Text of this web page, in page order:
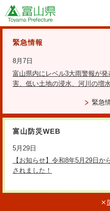
富山県
緊急情報
8月7日
富山県内にレベル3大雨警報が
害、低い土地の浸水、河川の増
緊急
富山防災WEB
5月29日
【お知らせ】令和8年5月29日
されました！
テーマから探す
【2022年】富
友好提携30周